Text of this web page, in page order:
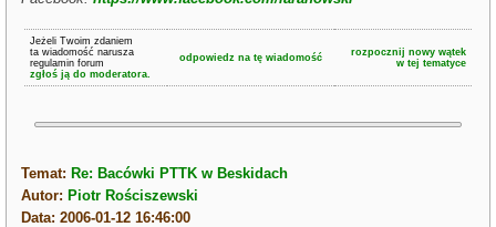
Jeżeli Twoim zdaniem
ta wiadomość narusza
regulamin forum
zgłoś ją do moderatora.
odpowiedz na tę wiadomość
rozpocznij nowy wątek
w tej tematyce
Temat: Re: Bacówki PTTK w Beskidach
Autor: Piotr Rościszewski
Data: 2006-01-12 16:46:00